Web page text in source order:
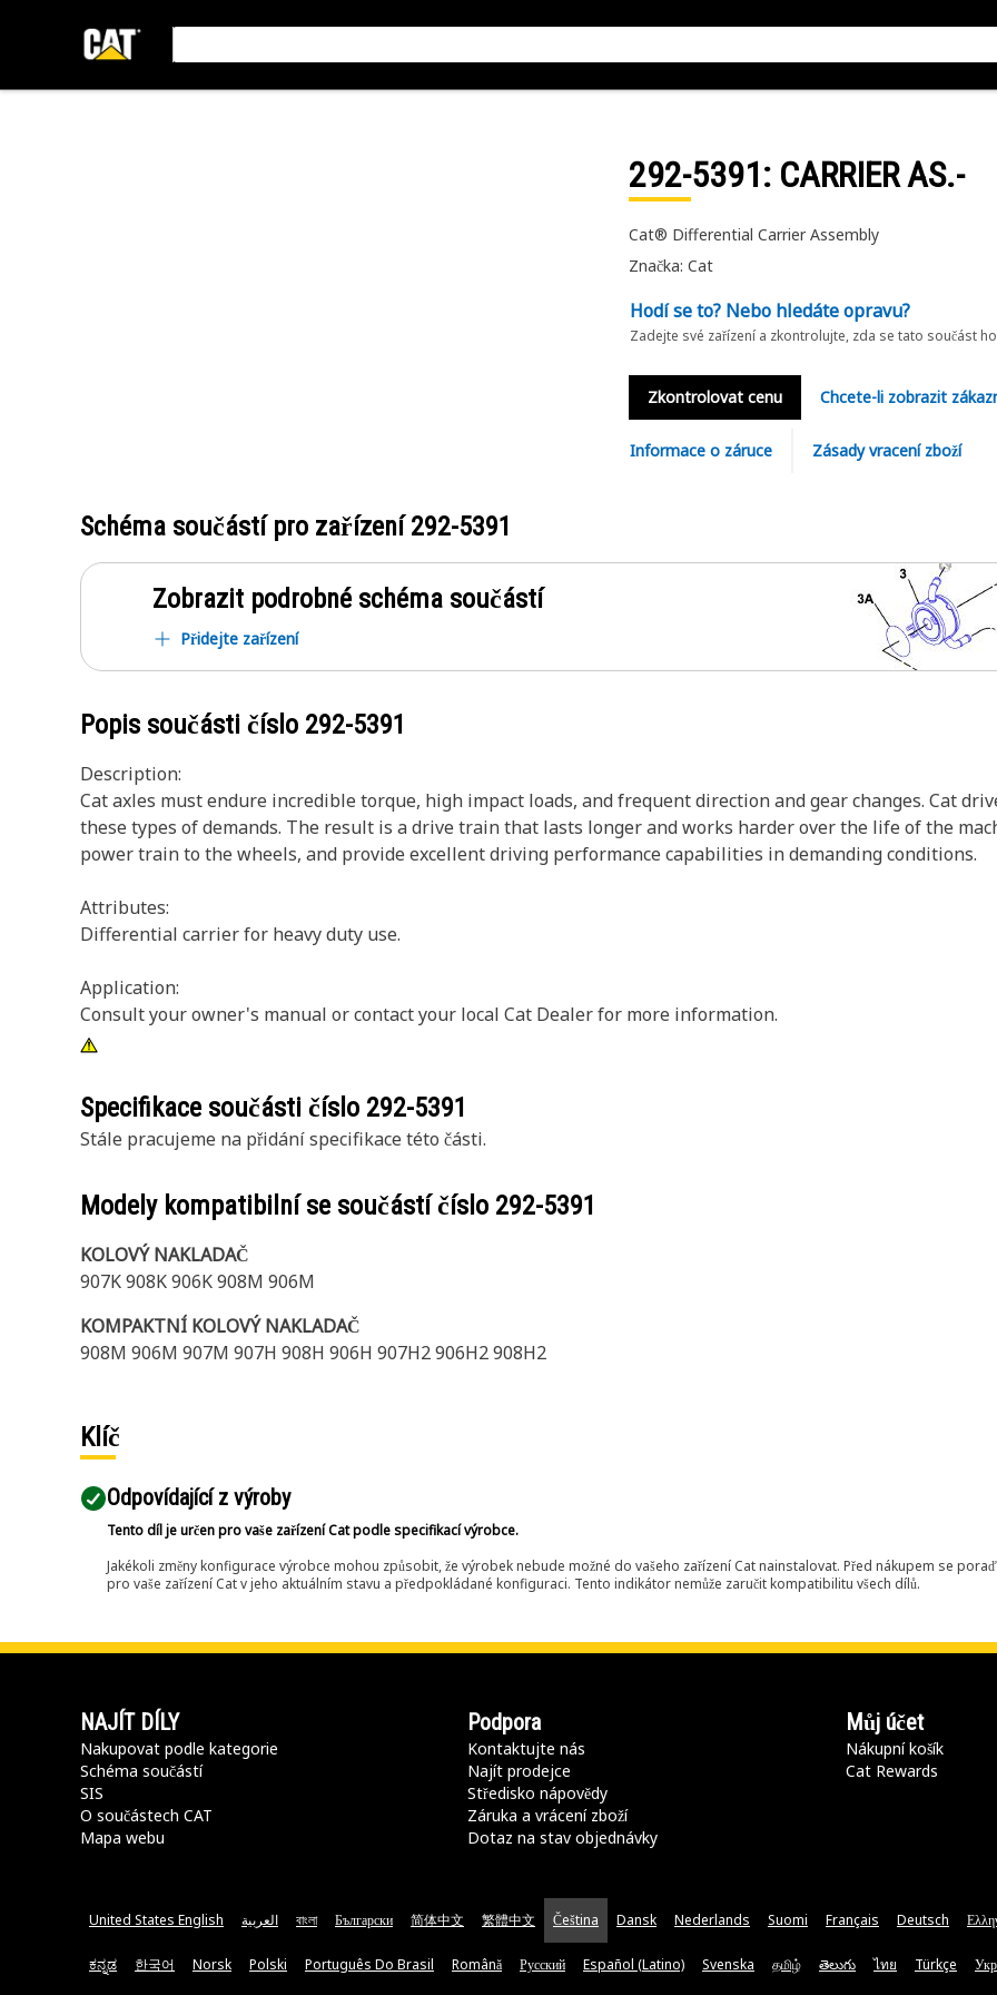
292-5391: CARRIER AS.-
Cat® Differential Carrier Assembly
Značka: Cat
Hodí se to? Nebo hledáte opravu?
Zadejte své zařízení a zkontrolujte, zda se tato součást
Zkontrolovat cenu Chcete-li zobrazit
Informace o záruce Zásady vracení zboží
Schéma součástí pro zařízení292-5391
Zobrazit podrobné schéma součástí
Přidejte zařízení
Popis součásti číslo 292-5391
Description:
Cat axles must endure incredible torque, high impact loads, and frequent direction and gear changes. Cat
these types of demands. The result is a drive train that lasts longer and works harder over the life of the
power train to the wheels, and provide excellent driving performance capabilities in demanding conditions.
Attributes:
Differential carrier for heavy duty use.
Application:
Consult your owner's manual or contact your local Cat Dealer for more information.
Specifikace součásti číslo 292-5391
Stále pracujeme na přidání specifikace této části.
Modely kompatibilní se součástí číslo 292-5391
KOLOVÝ NAKLADAČ
907K 908K 906K 908M 906M
KOMPAKTNÍ KOLOVÝ NAKLADAČ
908M 906M 907M 907H 908H 906H 907H2 906H2 908H2
Klíč
Odpovídající z výroby
Tento díl je určen pro vaše zařízení Cat podle specifikací výrobce.
Jakékoli změny konfigurace výrobce mohou způsobit, že výrobek nebude možné do vašeho zařízení Cat nainstalovat. Před nákupem se
pro vaše zařízení Cat v jeho aktuálním stavu a předpokládané konfiguraci. Tento indikátor nemůže zaručit kompatibilitu všech dílů.
NAJÍT DÍLY
Nakupovat podle kategorie
Schéma součástí
SIS
O součástech CAT
Mapa webu
Podpora
Kontaktujte nás
Najít prodejce
Středisko nápovědy
Záruka a vrácení zboží
Dotaz na stav objednávky
Můj účet
Nákupní košík
Cat Rewards
United States English العربية বাংলা Български 简体中文 繁體中文 Čeština Dansk Nederlands Suomi Français Deutsch
ಕನ್ನಡ 한국어 Norsk Polski Português Do Brasil Română Русский Español (Latino) Svenska தமிழ் తెలుగు ไทย Türkçe